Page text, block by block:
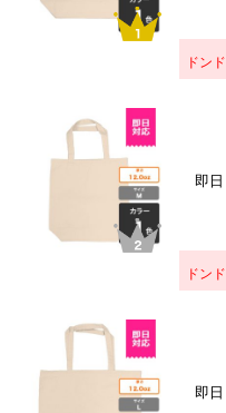
ドン
即日
ドン
即